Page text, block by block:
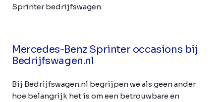
Sprinter bedrijfswagen.
Mercedes-Benz Sprinter occasions bij
Bedrijfswagen.nl
Bij Bedrijfswagen.nl begrijpen we als geen ander
hoe belangrijk het is om een betrouwbare en